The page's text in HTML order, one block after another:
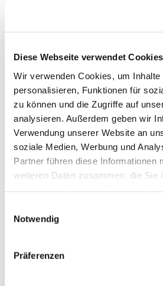
Diese Webseite verwendet Cookies
Wir verwenden Cookies, um Inhalte
personalisieren, Funktionen für
zu können und die Zugriffe auf
analysieren. Außerdem geben wir
Verwendung unserer Website an
soziale Medien, Werbung und
Partner führen diese Informationen
weiteren Daten zusammen, die Sie
Notwendig
Präferenzen
Dies könnte